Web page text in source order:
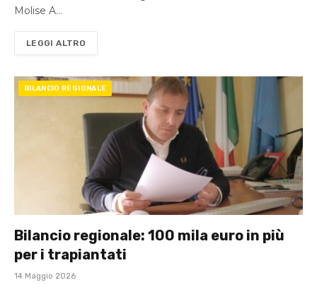
Molise A…
LEGGI ALTRO
BILANCIO REGIONALE
Bilancio regionale: 100 mila euro in più
per i trapiantati
14 Maggio 2026